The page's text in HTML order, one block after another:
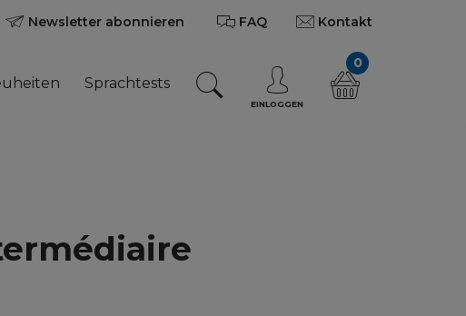
Newsletter abonnieren FAQ Kontakt
Sprachtests
EINLOGGEN
0